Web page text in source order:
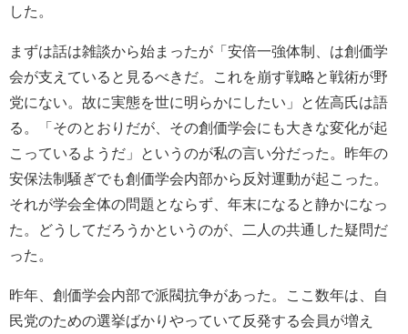
した。
まずは話は雑談から始まったが「安倍一強体制、は創価学
会が支えていると見るべきだ。これを崩す戦略と戦術が野
党にない。故に実態を世に明らかにしたい」と佐高氏は語
る。「そのとおりだが、その創価学会にも大きな変化が起
こっているようだ」というのが私の言い分だった。昨年の
安保法制騒ぎでも創価学会内部から反対運動が起こった。
それが学会全体の問題とならず、年末になると静かになっ
た。どうしてだろうかというのが、二人の共通した疑問だ
った。
昨年、創価学会内部で派閥抗争があった。ここ数年は、自
民党のための選挙ばかりやっていて反発する会員が増え